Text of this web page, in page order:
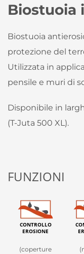
Biostuoia
Biostuoia
protezione del
Utilizzata in
pensile e muri di
Disponibile in
(T-Juta 500 XL).
FUNZIONI
CONTROLLO
EROSIONE
(coperture